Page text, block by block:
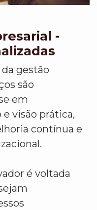
-
gestão
são
em
visão prática,
contínua e
é voltada